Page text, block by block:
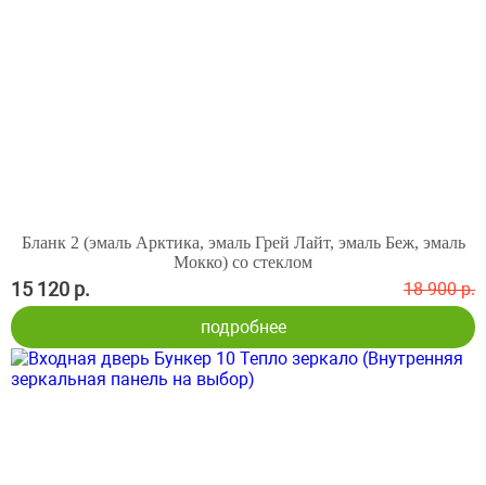
Бланк 2 (эмаль Арктика, эмаль Грей Лайт, эмаль Беж, эмаль
Мокко) со стеклом
15 120 р.
18 900 р.
подробнее